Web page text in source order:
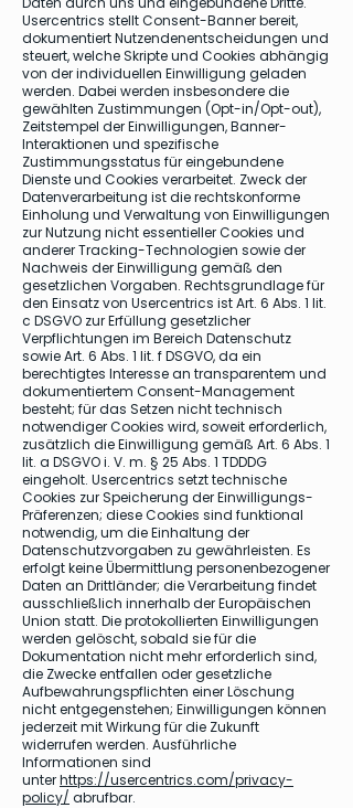
Usercentrics stellt Consent-Banner bereit,
dokumentiert Nutzendenentscheidungen und
steuert, welche Skripte und Cookies abhängig
von der individuellen Einwilligung geladen
werden. Dabei werden insbesondere die
gewählten Zustimmungen (Opt-in/Opt-out),
Zeitstempel der Einwilligungen, Banner-
Interaktionen und spezifische
Zustimmungsstatus für eingebundene
Dienste und Cookies verarbeitet. Zweck der
Datenverarbeitung ist die rechtskonforme
Einholung und Verwaltung von Einwilligungen
zur Nutzung nicht essentieller Cookies und
anderer Tracking-Technologien sowie der
Nachweis der Einwilligung gemäß den
gesetzlichen Vorgaben. Rechtsgrundlage für
den Einsatz von Usercentrics ist Art. 6 Abs. 1 lit.
c DSGVO zur Erfüllung gesetzlicher
Verpflichtungen im Bereich Datenschutz
sowie Art. 6 Abs. 1 lit. f DSGVO, da ein
berechtigtes Interesse an transparentem und
dokumentiertem Consent-Management
besteht; für das Setzen nicht technisch
notwendiger Cookies wird, soweit erforderlich,
zusätzlich die Einwilligung gemäß Art. 6 Abs. 1
lit. a DSGVO i. V. m. § 25 Abs. 1 TDDDG
eingeholt. Usercentrics setzt technische
Cookies zur Speicherung der Einwilligungs-
Präferenzen; diese Cookies sind funktional
notwendig, um die Einhaltung der
Datenschutzvorgaben zu gewährleisten. Es
erfolgt keine Übermittlung personenbezogener
Daten an Drittländer; die Verarbeitung findet
ausschließlich innerhalb der Europäischen
Union statt. Die protokollierten Einwilligungen
werden gelöscht, sobald sie für die
Dokumentation nicht mehr erforderlich sind,
die Zwecke entfallen oder gesetzliche
Aufbewahrungspflichten einer Löschung
nicht entgegenstehen; Einwilligungen können
jederzeit mit Wirkung für die Zukunft
widerrufen werden. Ausführliche
Informationen sind
unterhttps://usercentrics.com/privacy-
policy/ abrufbar.